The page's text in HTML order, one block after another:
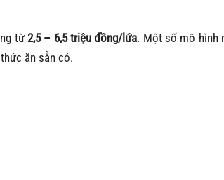
từ2,5 – 6,5 triệu đồng/lứa. Một số mô hình
ăn sẵn có.